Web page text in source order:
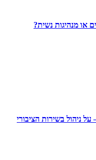
או מנהיגות נשית?
על ניהול בשירות הציבורי